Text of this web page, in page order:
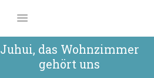
Juhui, das Wohnzimmer
gehört uns